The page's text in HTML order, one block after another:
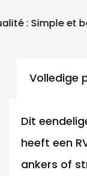
: Simple et
Volledige
Dit
heeft een
ankers of